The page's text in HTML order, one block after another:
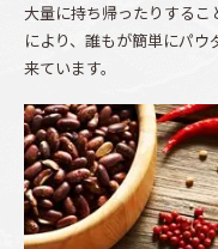
大量に持ち帰ったりする
により、誰もが簡単にパ
来ています。